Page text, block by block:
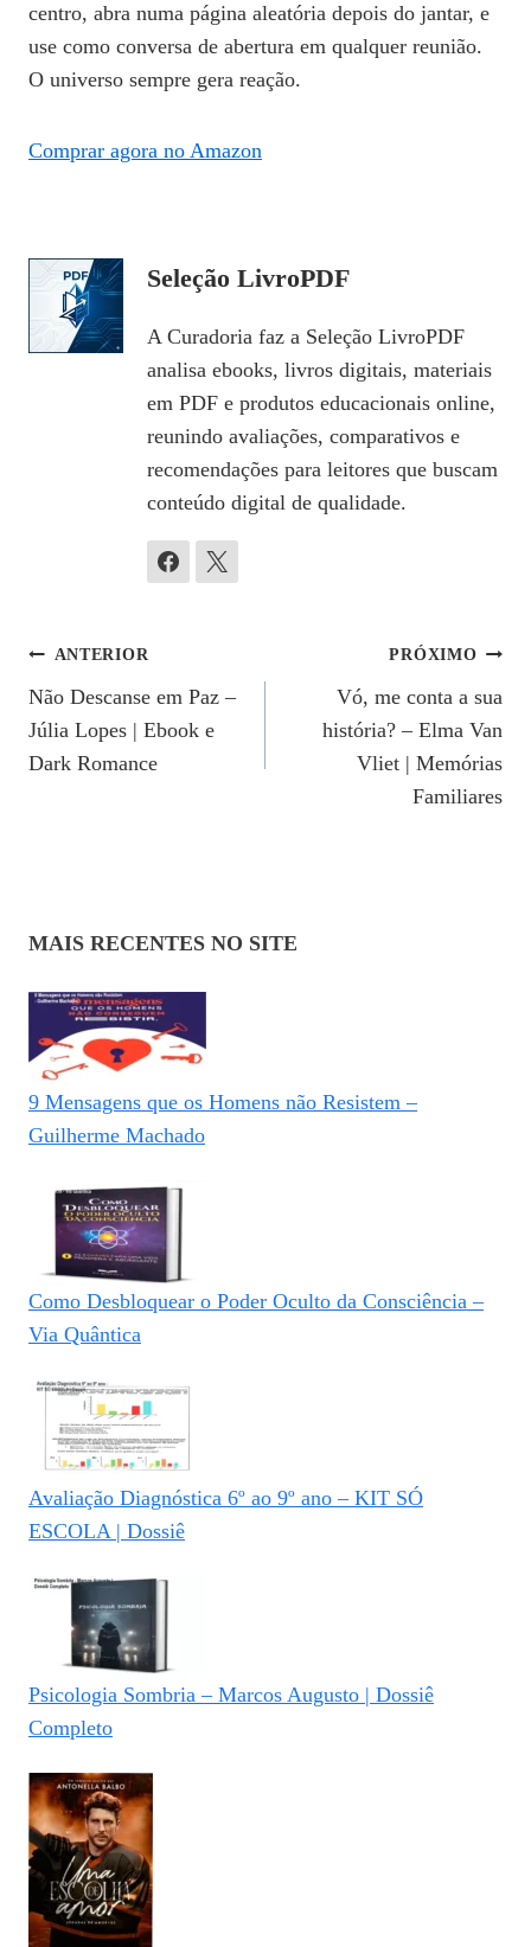
centro, abra numa página aleatória depois do jantar, e
use como conversa de abertura em qualquer reunião.
O universo sempre gera reação.
Comprar agora no Amazon
Seleção LivroPDF
A Curadoria faz a Seleção LivroPDF
analisa ebooks, livros digitais, materiais
em PDF e produtos educacionais online,
reunindo avaliações, comparativos e
recomendações para leitores que buscam
conteúdo digital de qualidade.
Navegação
De
Post
ANTERIOR
Não Descanse em Paz –
Júlia Lopes | Ebook e
Dark Romance
PRÓXIMO
Vó, me conta a sua
história? – Elma Van
Vliet | Memórias
Familiares
MAIS RECENTES NO SITE
9 Mensagens que os Homens não Resistem –
Guilherme Machado
Como Desbloquear o Poder Oculto da Consciência –
Via Quântica
Avaliação Diagnóstica 6º ao 9º ano – KIT SÓ
ESCOLA | Dossiê
Psicologia Sombria – Marcos Augusto | Dossiê
Completo